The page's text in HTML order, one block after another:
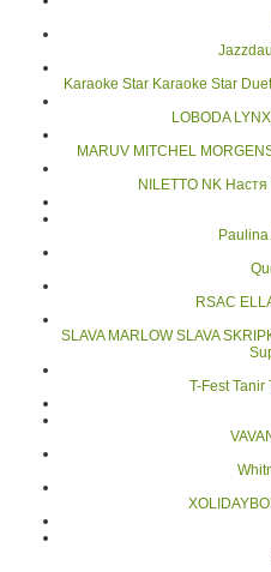
Karaoke Star Karaoke Star Duet
LOBODA LYNX
MARUV MITCHEL
NILETTO NK
RSAC
SLAVA MARLOW SLAVA
T-Fest Tanir